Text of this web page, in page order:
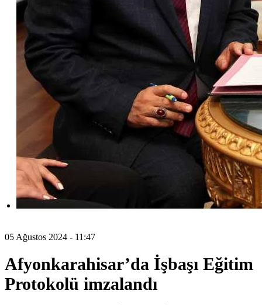
05 Ağustos 2024 - 11:47
Afyonkarahisar’da İşbaşı Eğitim
Protokolü imzalandı